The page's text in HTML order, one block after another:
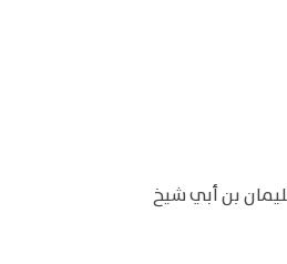
بن أبي شيخ